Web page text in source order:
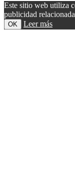
Este sitio web utiliza
publicidad
OK Leer más